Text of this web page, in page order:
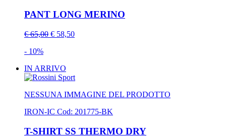
PANT LONG MERINO
€ 65,00 € 58,50
- 10%
IN ARRIVO
NESSUNA IMMAGINE DEL PRODOTTO
IRON-IC Cod: 201775-BK
T-SHIRT SS THERMO DRY